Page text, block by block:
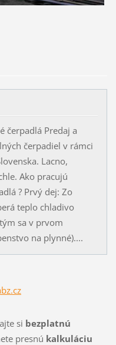
čerpadlá Predaj a
čerpadiel v rámci
Lacno,
Ako pracujú
? Prvý dej: Zo
teplo chladivo
sa v prvom
na plynné)....
si bezplatnú
presnú kalkuláciu